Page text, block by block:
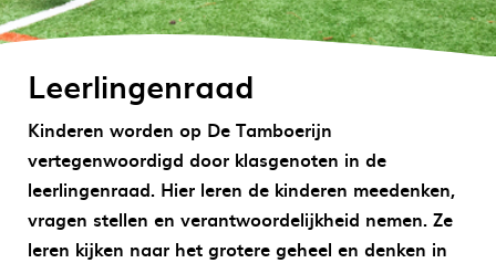
Leerlingenraad
Kinderen worden op De Tamboerijn
vertegenwoordigd door klasgenoten in de
leerlingenraad. Hier leren de kinderen meedenken,
vragen stellen en verantwoordelijkheid nemen. Ze
leren kijken naar het grotere geheel en denken in